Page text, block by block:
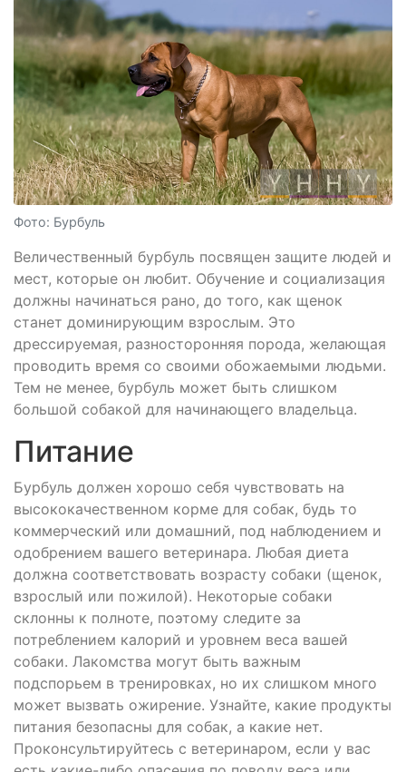
Фото: Бурбуль
Величественный бурбуль посвящен защите людей и
мест, которые он любит. Обучение и социализация
должны начинаться рано, до того, как щенок
станет доминирующим взрослым. Это
дрессируемая, разносторонняя порода, желающая
проводить время со своими обожаемыми людьми.
Тем не менее, бурбуль может быть слишком
большой собакой для начинающего владельца.
Питание
Бурбуль должен хорошо себя чувствовать на
высококачественном корме для собак, будь то
коммерческий или домашний, под наблюдением и
одобрением вашего ветеринара. Любая диета
должна соответствовать возрасту собаки (щенок,
взрослый или пожилой). Некоторые собаки
склонны к полноте, поэтому следите за
потреблением калорий и уровнем веса вашей
собаки. Лакомства могут быть важным
подспорьем в тренировках, но их слишком много
может вызвать ожирение. Узнайте, какие продукты
питания безопасны для собак, а какие нет.
Проконсультируйтесь с ветеринаром, если у вас